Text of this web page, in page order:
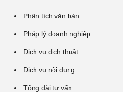
Phân tích văn bản
Pháp lý doanh nghiệp
Dịch vụ dịch thuật
Dịch vụ nội dung
Tổng đài tư vấn